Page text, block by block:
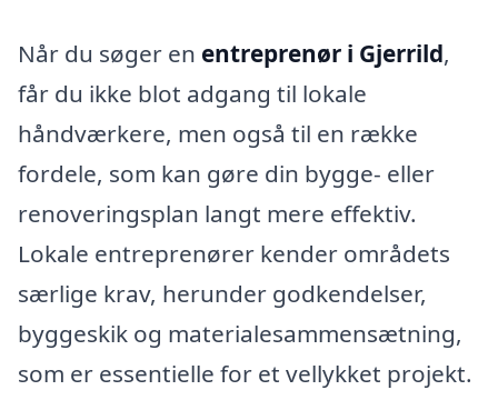
Når du søger en entreprenør i Gjerrild,
får du ikke blot adgang til lokale
håndværkere, men også til en række
fordele, som kan gøre din bygge- eller
renoveringsplan langt mere effektiv.
Lokale entreprenører kender områdets
særlige krav, herunder godkendelser,
byggeskik og materialesammensætning,
som er essentielle for et vellykket projekt.